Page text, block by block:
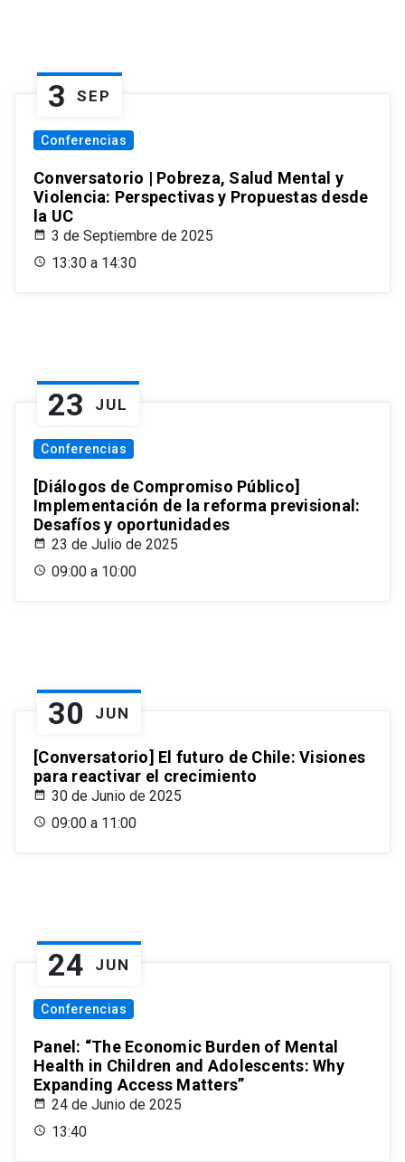
3 SEP
Conferencias
Conversatorio | Pobreza, Salud Mental y
Violencia: Perspectivas y Propuestas desde
la UC
3 de Septiembre de 2025
13:30 a 14:30
23 JUL
Conferencias
[Diálogos de Compromiso Público]
Implementación de la reforma previsional:
Desafíos y oportunidades
23 de Julio de 2025
09:00 a 10:00
30 JUN
[Conversatorio] El futuro de Chile: Visiones
para reactivar el crecimiento
30 de Junio de 2025
09:00 a 11:00
24 JUN
Conferencias
Panel: “The Economic Burden of Mental
Health in Children and Adolescents: Why
Expanding Access Matters”
24 de Junio de 2025
13:40